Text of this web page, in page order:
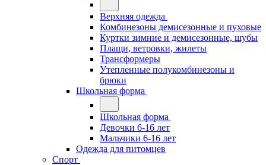
Верхняя одежда
Комбинезоны демисезонные и пуховые
Куртки зимние и демисезонные, шубы
Плащи, ветровки, жилеты
Трансформеры
Утепленные полукомбинезоны и
брюки
Школьная форма
Школьная форма
Девочки 6-16 лет
Мальчики 6-16 лет
Одежда для питомцев
Спорт